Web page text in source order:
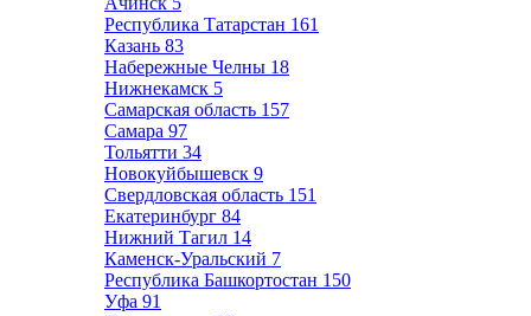
Республика Татарстан 161
Казань 83
Набережные Челны 18
Нижнекамск 5
Самарская область 157
Самара 97
Тольятти 34
Новокуйбышевск 9
Свердловская область 151
Екатеринбург 84
Нижний Тагил 14
Каменск-Уральский 7
Республика Башкортостан 150
Уфа 91